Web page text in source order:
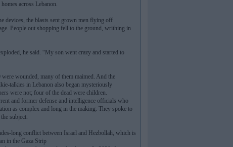
across Lebanon.
devices, the blasts sent grown men flying off
People out shopping fell to the ground, writhing in
he said. “My son went crazy and started to
were wounded, many of them maimed. And the
talkies in Lebanon also began mysteriously
were not; four of the dead were children.
and former defense and intelligence officials who
as complex and long in the making. They spoke to
subject.
long conflict between Israel and Hezbollah, which is
in the Gaza Strip